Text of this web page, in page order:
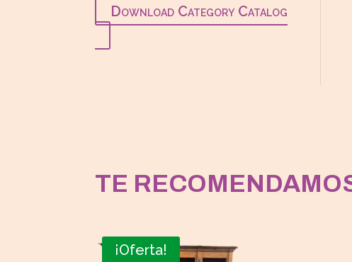
Download Category Catalog
TE
¡Oferta!